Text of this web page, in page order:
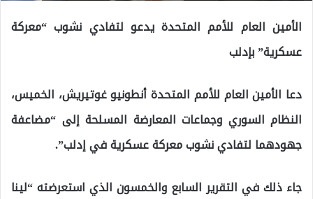
الأمين العام للأمم المتحدة يدعو لتفادي نشوب “معركة
عسكرية” بإدلب
دعا الأمين العام للأمم المتحدة أنطونيو غوتيريش، الخميس،
النظام السوري وجماعات المعارضة المسلحة إلى “مضاعفة
جهودهما لتفادي نشوب معركة عسكرية في إدلب”.
جاء ذلك في التقرير السابع والخمسون الذي استعرضته “لينا